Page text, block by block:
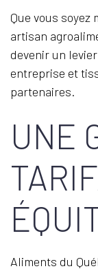
Que vous
artisan
devenir un
entreprise et
partenaires.
UNE
Aliments du